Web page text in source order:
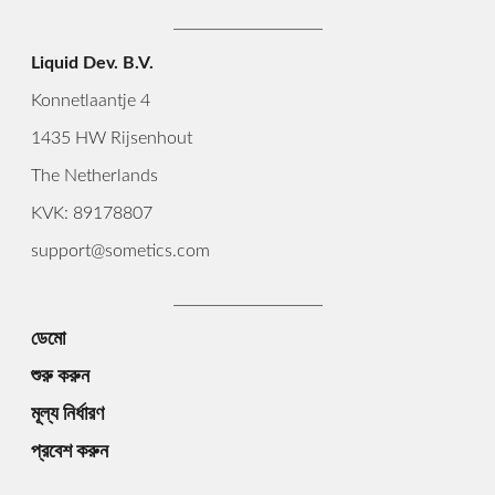
Liquid Dev. B.V.
Konnetlaantje 4
1435 HW Rijsenhout
The Netherlands
KVK: 89178807
support@sometics.com
ডেমো
শুরু করুন
মূল্য নির্ধারণ
প্রবেশ করুন